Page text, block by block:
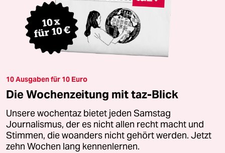
10 Ausgaben für 10 Euro
Die Wochenzeitung mit taz-Blick
Unsere wochentaz bietet jeden Samstag
Journalismus, der es nicht allen recht macht und
Stimmen, die woanders nicht gehört werden. Jetzt
zehn Wochen lang kennenlernen.